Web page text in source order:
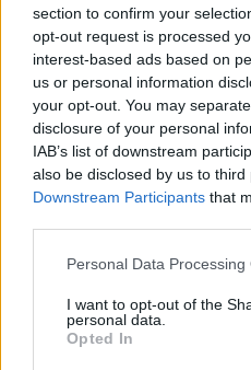
section to confirm your
opt-out request is processed
interest-based ads based on
us or personal information
your opt-out. You may
disclosure of your personal
IAB’s list of downstream
also be disclosed by us to third
Downstream Participants that
Personal Data Processing
I want to opt-out of the
personal data.
Opted In
MMA · 2019 MÁJUS 07, KEDD by
Daniel Cormier pár napja
vérkeringésébe azzal, hogy
Miocicnak.…